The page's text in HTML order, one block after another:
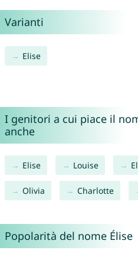
Varianti
Elise
I genitori a cui piace il
anche
Elise Louise
Olivia Charlotte
Popolarità del nome Élise